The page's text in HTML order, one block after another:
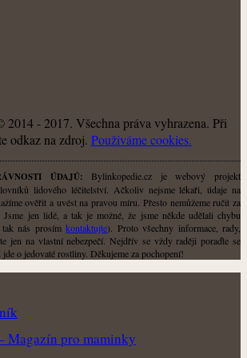
- 2017. Všechna práva vyhrazena. Při
odkaz na zdroj. Použiváme cookies.
ÚDAJŮ: Bylinkopedie.cz je webový projekt
lidového léčitelství. Ačkoliv nejsme lékaři, údaje na
ověřit a uvést na pravou míru. Přesto nemůžeme ručit za
Jsme jen lidé, a tak je možné, že jsme někde udělali chybu
tak nás prosímkontaktujte). Proto všechny informace, rady,
jen na vlastní nebezpečí. Nejdřív se vždy raději poraďte se
o jedovaté rostliny. Děkujeme za pochopení!
Magazín pro maminky